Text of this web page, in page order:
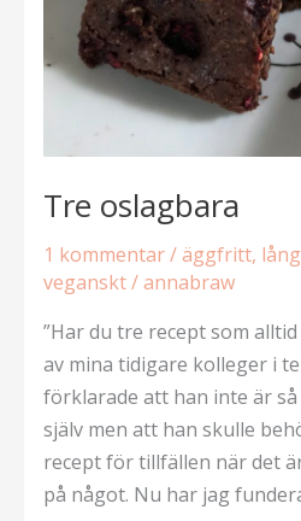
Tre oslagbara
1 kommentar/äggfritt,
veganskt/annabraw
”Har du tre recept som
av mina tidigare kolleger i
förklarade att han inte är
själv men att han skulle
recept för tillfällen när det
på något. Nu har jag